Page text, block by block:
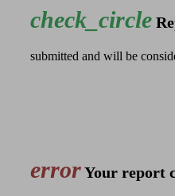
check_circle
submitted and will be
errorYour report